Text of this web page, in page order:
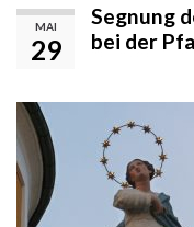
MAI
29
Segnung
bei der